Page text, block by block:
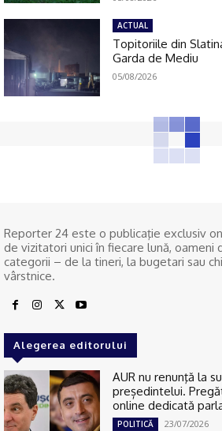
ACTUAL
Topitoriile din
Garda de Mediu
05/08/2026
Reporter 24 este o publicaţie exclusiv
de vizitatori unici în fiecare lună, oameni
categorii – de la tineri, la bugetari sau
vârstnice.
Alegerea editorului
AUR nu renunţă la
președintelui.
online dedicată
POLITICĂ 23/07/2026